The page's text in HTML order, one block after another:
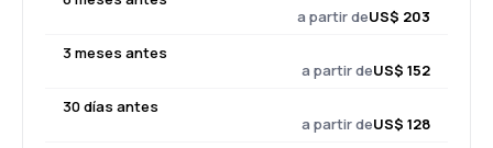
a partir deUS$ 203
3 meses antes
a partir deUS$ 152
30 días antes
a partir deUS$ 128